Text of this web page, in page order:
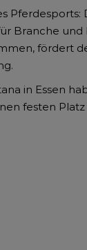
Pferdesports:
Branche
fördert
in Essen
festen